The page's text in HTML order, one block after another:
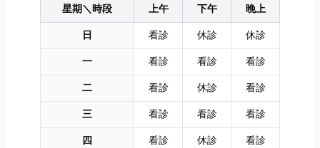
星期＼時段 上午 下午
晚上
日
看診 休診
休診
一
看診 看診
看診
二
看診 休診
看診
三
看診 看診
看診
四
看診 休診
看診